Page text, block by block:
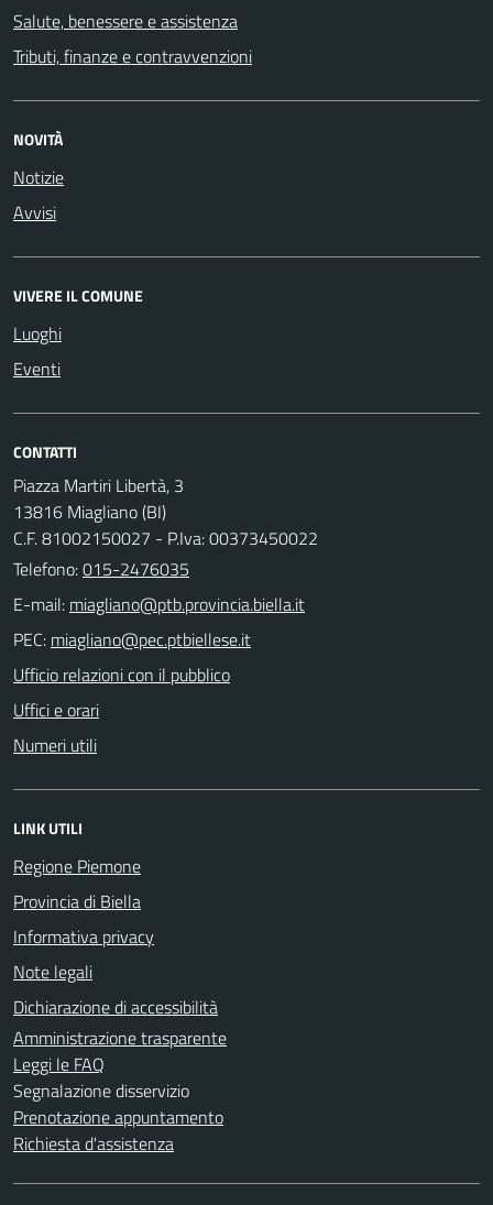
Salute, benessere e assistenza
Tributi, finanze e contravvenzioni
NOVITÀ
Notizie
Avvisi
VIVERE IL COMUNE
Luoghi
Eventi
CONTATTI
Piazza Martiri Libertà, 3
13816 Miagliano (BI)
C.F. 81002150027 - P.Iva: 00373450022
Telefono:015-2476035
E-mail:
PEC:
Ufficio relazioni con il pubblico
Uffici e orari
Numeri utili
LINK UTILI
Regione Piemone
Provincia di Biella
Informativa privacy
Note legali
Dichiarazione di accessibilità
Amministrazione trasparente
Leggi le FAQ
Segnalazione disservizio
Prenotazione appuntamento
Richiesta d'assistenza